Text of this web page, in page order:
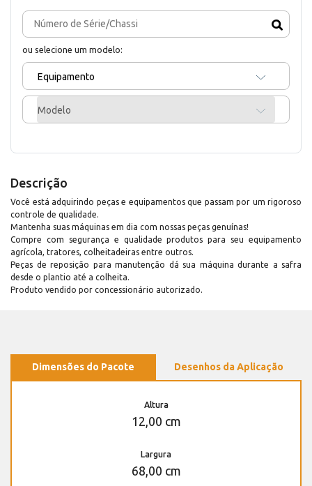
ou selecione um modelo:
Equipamento
Modelo
Descrição
Você está adquirindo peças e equipamentos que passam por um rigoroso
controle de qualidade.
Mantenha suas máquinas em dia com nossas peças genuínas!
Compre com segurança e qualidade produtos para seu equipamento
agrícola, tratores, colheitadeiras entre outros.
Peças de reposição para manutenção dá sua máquina durante a safra
desde o plantio até a colheita.
Produto vendido por concessionário autorizado.
Dimensões do Pacote Desenhos da Aplicação
Altura
12,00 cm
Largura
68,00 cm